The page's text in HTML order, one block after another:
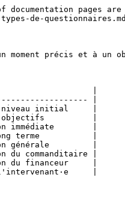
pages
de-
moment précis et à un
|
|
niveau initial     |
objectifs          |
immédiate        |
terme           |
générale         |
commanditaire |
du financeur     |
|